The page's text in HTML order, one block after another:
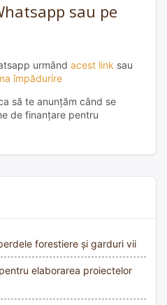
sau pe
urmând acest link sau
împădurire
să te anunțăm când se
de finanțare pentru
forestiere și garduri vii
elaborarea proiectelor